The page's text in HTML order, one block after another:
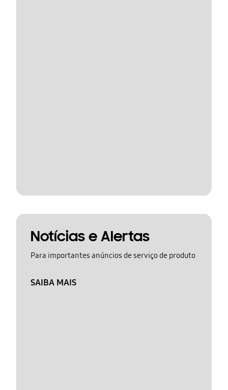
Notícias e Alertas
Para importantes anúncios de serviço de produto
SAIBA MAIS